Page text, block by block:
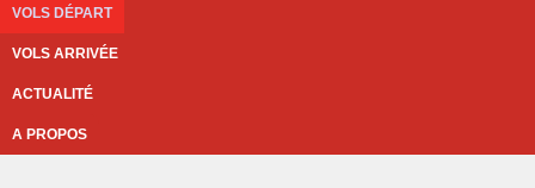
VOLS DÉPART
VOLS ARRIVÉE
ACTUALITÉ
A PROPOS